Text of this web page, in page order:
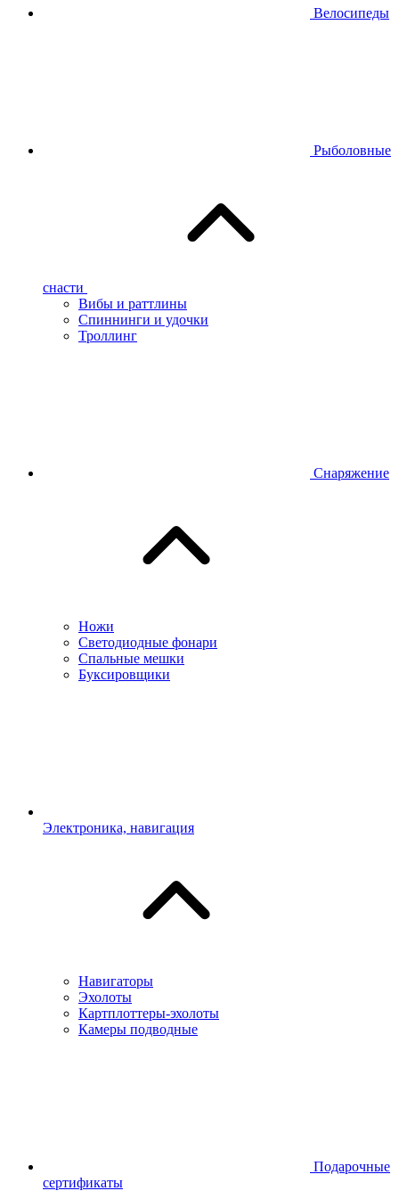
Велосипеды
Рыболовные
снасти
Вибы и раттлины
Спиннинги и удочки
Троллинг
Снаряжение
Ножи
Светодиодные фонари
Спальные мешки
Буксировщики
Электроника, навигация
Навигаторы
Эхолоты
Картплоттеры-эхолоты
Камеры подводные
Подарочные
сертификаты